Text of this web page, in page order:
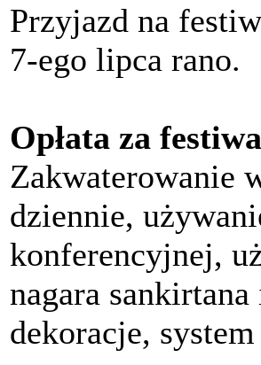
Przyjazd na
7-ego lipca rano.
Opłata za
Zakwaterowanie
dziennie,
konferencyjnej,
nagara
dekoracje,